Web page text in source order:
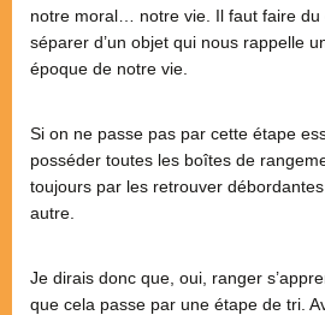
notre moral… notre vie. Il faut faire du
séparer d’un objet qui nous rappelle
époque de notre vie.
Si on ne passe pas par cette étape
posséder toutes les boîtes de
toujours par les retrouver
autre.
Je dirais donc que, oui, ranger
que cela passe par une étape de tri.